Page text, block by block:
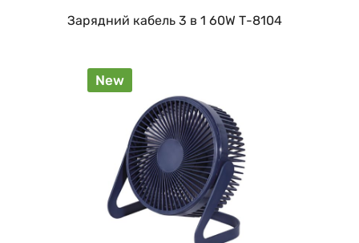
Зарядний кабель 3 в 1 60W Т-8104
New